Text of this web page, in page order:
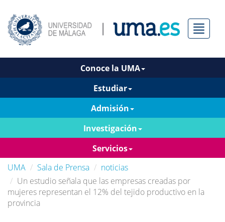
Menú
Conoce la UMA
Estudiar
Admisión
Investigación
Servicios
UMA
Sala de Prensa
noticias
Un estudio señala que las empresas creadas por
mujeres representan el 12% del tejido productivo en la
provincia